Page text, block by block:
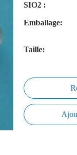
SIO2 :
Emballage:
Taille: